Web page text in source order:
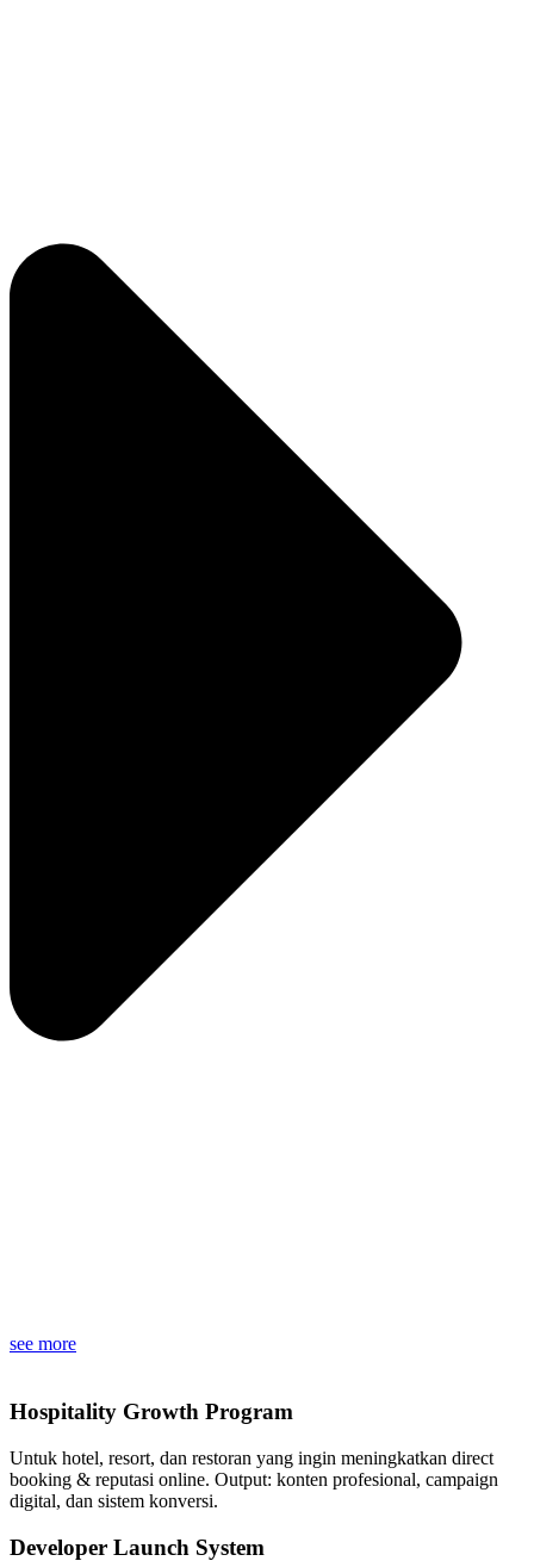
see more
Hospitality Growth Program
Untuk hotel, resort, dan restoran yang ingin meningkatkan direct
booking & reputasi online. Output: konten profesional, campaign
digital, dan sistem konversi.
Developer Launch System